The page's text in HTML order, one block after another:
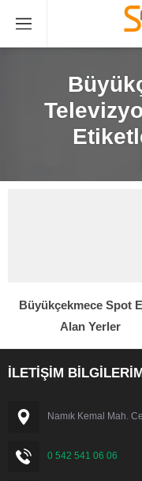
Büyükçekmece Spot
Alan Yerler
İLETİŞİM
Namık Kemal Mah.
0 542 541 06 06